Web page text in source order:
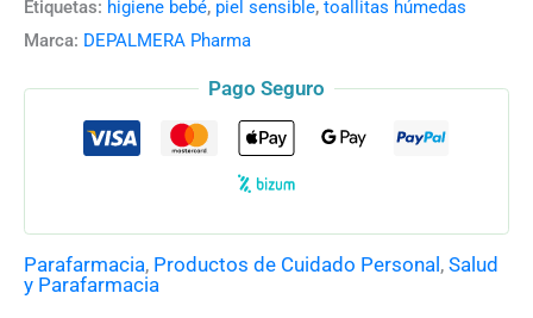
Etiquetas: higiene bebé, piel sensible, toallitas húmedas
Marca: DEPALMERA Pharma
Pago Seguro
Parafarmacia, Productos de Cuidado Personal , Salud
y Parafarmacia